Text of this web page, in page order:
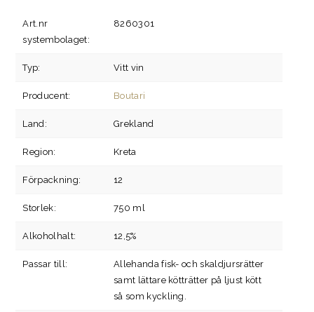
Art.nr
systembolaget:
8260301
Typ: Vitt vin
Producent: Boutari
Land: Grekland
Region: Kreta
Förpackning: 12
Storlek: 750 ml
Alkoholhalt: 12,5%
Passar till:
Allehanda fisk- och skaldjursrätter
samt lättare kötträtter på ljust kött
så som kyckling.